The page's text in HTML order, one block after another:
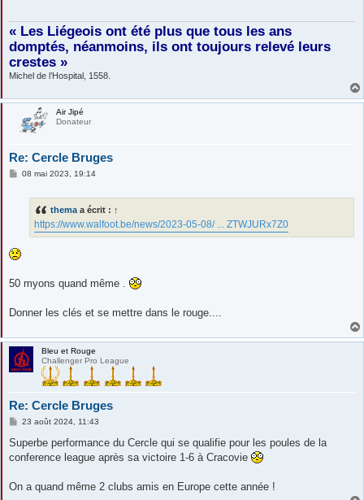
« Les Liégeois ont été plus que tous les ans
domptés, néanmoins, ils ont toujours relevé leurs
crestes »
Michel de l’Hospital, 1558.
Air Jipé
Donateur
Re: Cercle Bruges
M08 mai 2023, 19:14
thema a écrit : ↑
https://www.walfoot.be/news/2023-05-08/ ... ZTWJURx7Z0
50 myons quand même .
Donner les clés et se mettre dans le rouge....
Bleu et Rouge
Challenger Pro League
Re: Cercle Bruges
M
s
s
a
23 août 2024, 11:43
Superbe performance du Cercle qui se qualifie pour les poules de la
conference league après sa victoire 1-6 à Cracovie
On a quand même 2 clubs amis en Europe cette année !